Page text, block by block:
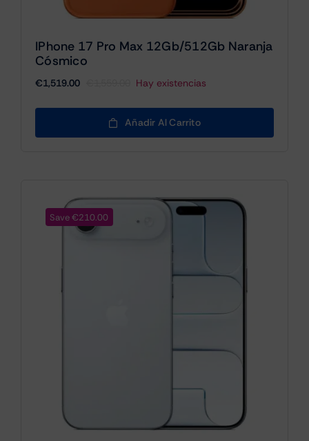
IPhone 17 Pro Max 12Gb/512Gb Naranja
Cósmico
precio
original
era:
€1,519.00
precio
actual
es:
Hay existencias
Añadir Al Carrito
Save €210.00